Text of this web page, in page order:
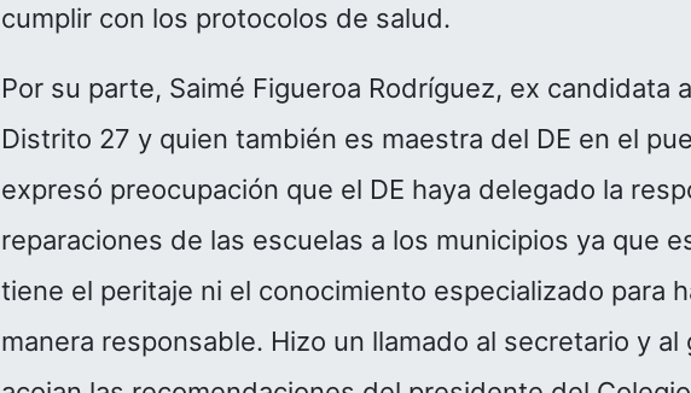
cumplir con los protocolos de salud.
Por su parte, Saimé Figueroa Rodríguez, ex candidata
Distrito 27 y quien también es maestra del DE en el
expresó preocupación que el DE haya delegado la
reparaciones de las escuelas a los municipios ya que
tiene el peritaje ni el conocimiento especializado para
manera responsable. Hizo un llamado al secretario y